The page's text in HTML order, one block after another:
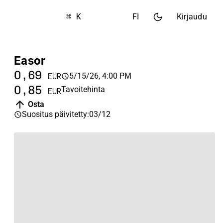
⌘ K FI Kirjaudu
Easor
0,69 EUR 5/15/26, 4:00 PM
0,85 EURTavoitehinta
Osta
Suositus päivitetty:03/12